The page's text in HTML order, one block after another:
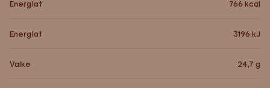
Energiat 766 kcal
Energiat 3196 kJ
Valke 24,7 g